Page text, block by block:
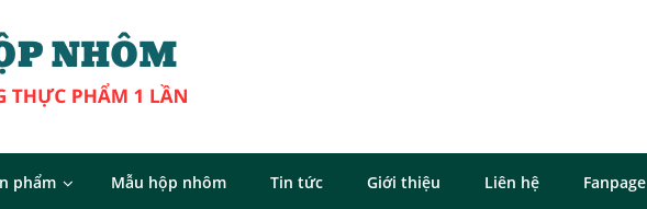
phẩm Mẫu hộp nhôm Tin tức Giới thiệu Liên hệ Fanpage